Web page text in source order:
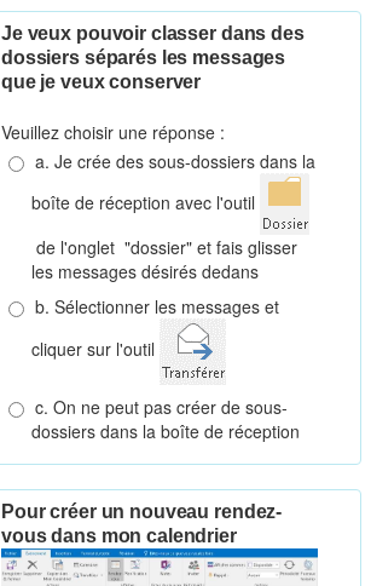
Je veux pouvoir classer dans des
dossiers séparés les messages
que je veux conserver
Veuillez choisir une réponse :
a. Je crée des sous-dossiers dans la
boîte de réception avec l'outil
de l'onglet "dossier" et fais glisser
les messages désirés dedans
b. Sélectionner les messages et
cliquer sur l'outil
c. On ne peut pas créer de sous-
dossiers dans la boîte de réception
Pour créer un nouveau rendez-
vous dans mon calendrier